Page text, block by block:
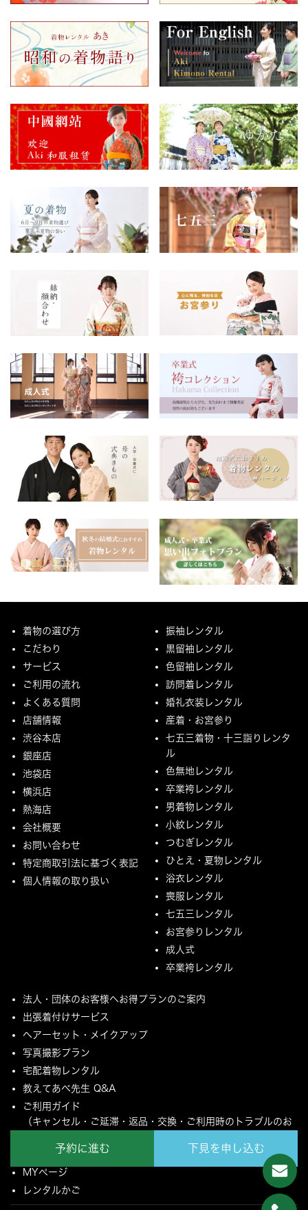
予約に進む 下見を申し込む
着物の選び方
こだわり
サービス
ご利用の流れ
よくある質問
店舗情報
渋谷本店
銀座店
池袋店
横浜店
熱海店
会社概要
お問い合わせ
特定商取引法に基づく表記
個人情報の取り扱い
振袖レンタル
黒留袖レンタル
色留袖レンタル
訪問着レンタル
婚礼衣装レンタル
産着・お宮参り
七五三着物・十三詣りレンタ
ル
色無地レンタル
卒業袴レンタル
男着物レンタル
小紋レンタル
つむぎレンタル
ひとえ・夏物レンタル
浴衣レンタル
喪服レンタル
七五三レンタル
お宮参りレンタル
成人式
卒業袴レンタル
法人・団体のお客様へお得プランのご案内
出張着付けサービス
ヘアーセット・メイクアップ
写真撮影プラン
宅配着物レンタル
教えてあべ先生 Q&A
ご利用ガイド
（キャンセル・ご延滞・返品・交換・ご利用時のトラブルのお
ご配送とご返却について
MYページ
レンタルかご